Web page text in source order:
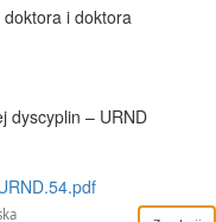
i doktora
dyscyplin – URND